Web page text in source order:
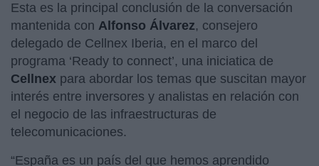
Esta es la principal conclusión de la conversación
mantenida con Alfonso Álvarez, consejero
delegado de Cellnex Iberia, en el marco del
programa ‘Ready to connect’, una iniciatica de
Cellnex para abordar los temas que suscitan mayor
interés entre inversores y analistas en relación con
el negocio de las infraestructuras de
telecomunicaciones.
“España es un país del que hemos aprendido